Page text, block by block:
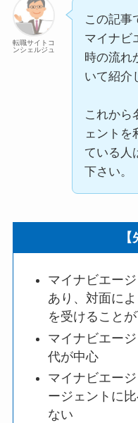
転職サイトコ
ンシェルジュ
この記事
マイナビ
時の流れ
いて紹介
これから
ェントを
ている人
下さい。
マイナビエー
あり、対面に
を受けること
マイナビエー
代が中心
マイナビエー
ージェントに
ない